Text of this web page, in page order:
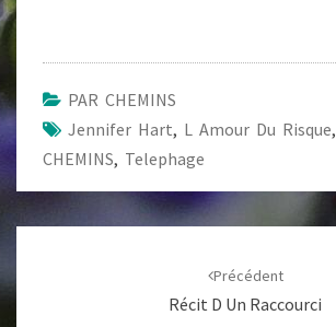
PAR CHEMINS
Jennifer Hart, L Amour Du Risque,
CHEMINS, Telephage
Précédent
Récit D Un Raccourci